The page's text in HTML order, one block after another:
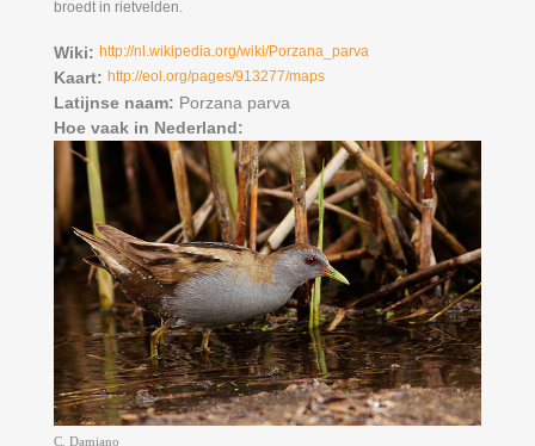
broedt in rietvelden.
Wiki: http://nl.wikipedia.org/wiki/Porzana_parva
Kaart: http://eol.org/pages/913277/maps
Latijnse naam: Porzana parva
Hoe vaak in Nederland:
C. Damiano